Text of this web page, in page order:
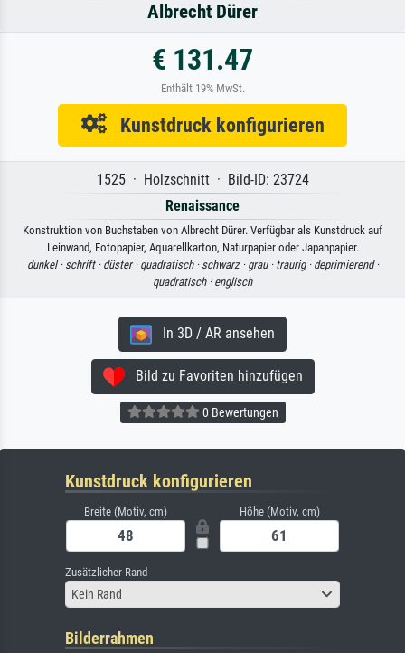
Albrecht Dürer
€ 131.47
Enthält 19% MwSt.
Kunstdruck konfigurieren
1525 · Holzschnitt · Bild-ID: 23724
Renaissance
Konstruktion von Buchstaben von Albrecht Dürer. Verfügbar als Kunstdruck auf
Leinwand, Fotopapier, Aquarellkarton, Naturpapier oder Japanpapier.
dunkel · schrift · düster · quadratisch · schwarz · grau · traurig · deprimierend ·
quadratisch · englisch
In 3D / AR ansehen
Bild zu Favoriten hinzufügen
0 Bewertungen
Kunstdruck konfigurieren
Breite (Motiv, cm) Höhe (Motiv, cm)
Zusätzlicher Rand
Kein Rand
Bilderrahmen